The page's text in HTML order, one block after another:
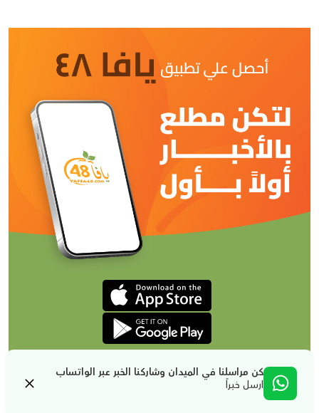
كن مراسلنا في الميدان وشاركنا الخبر عبر الواتساب
ارسل خبراً